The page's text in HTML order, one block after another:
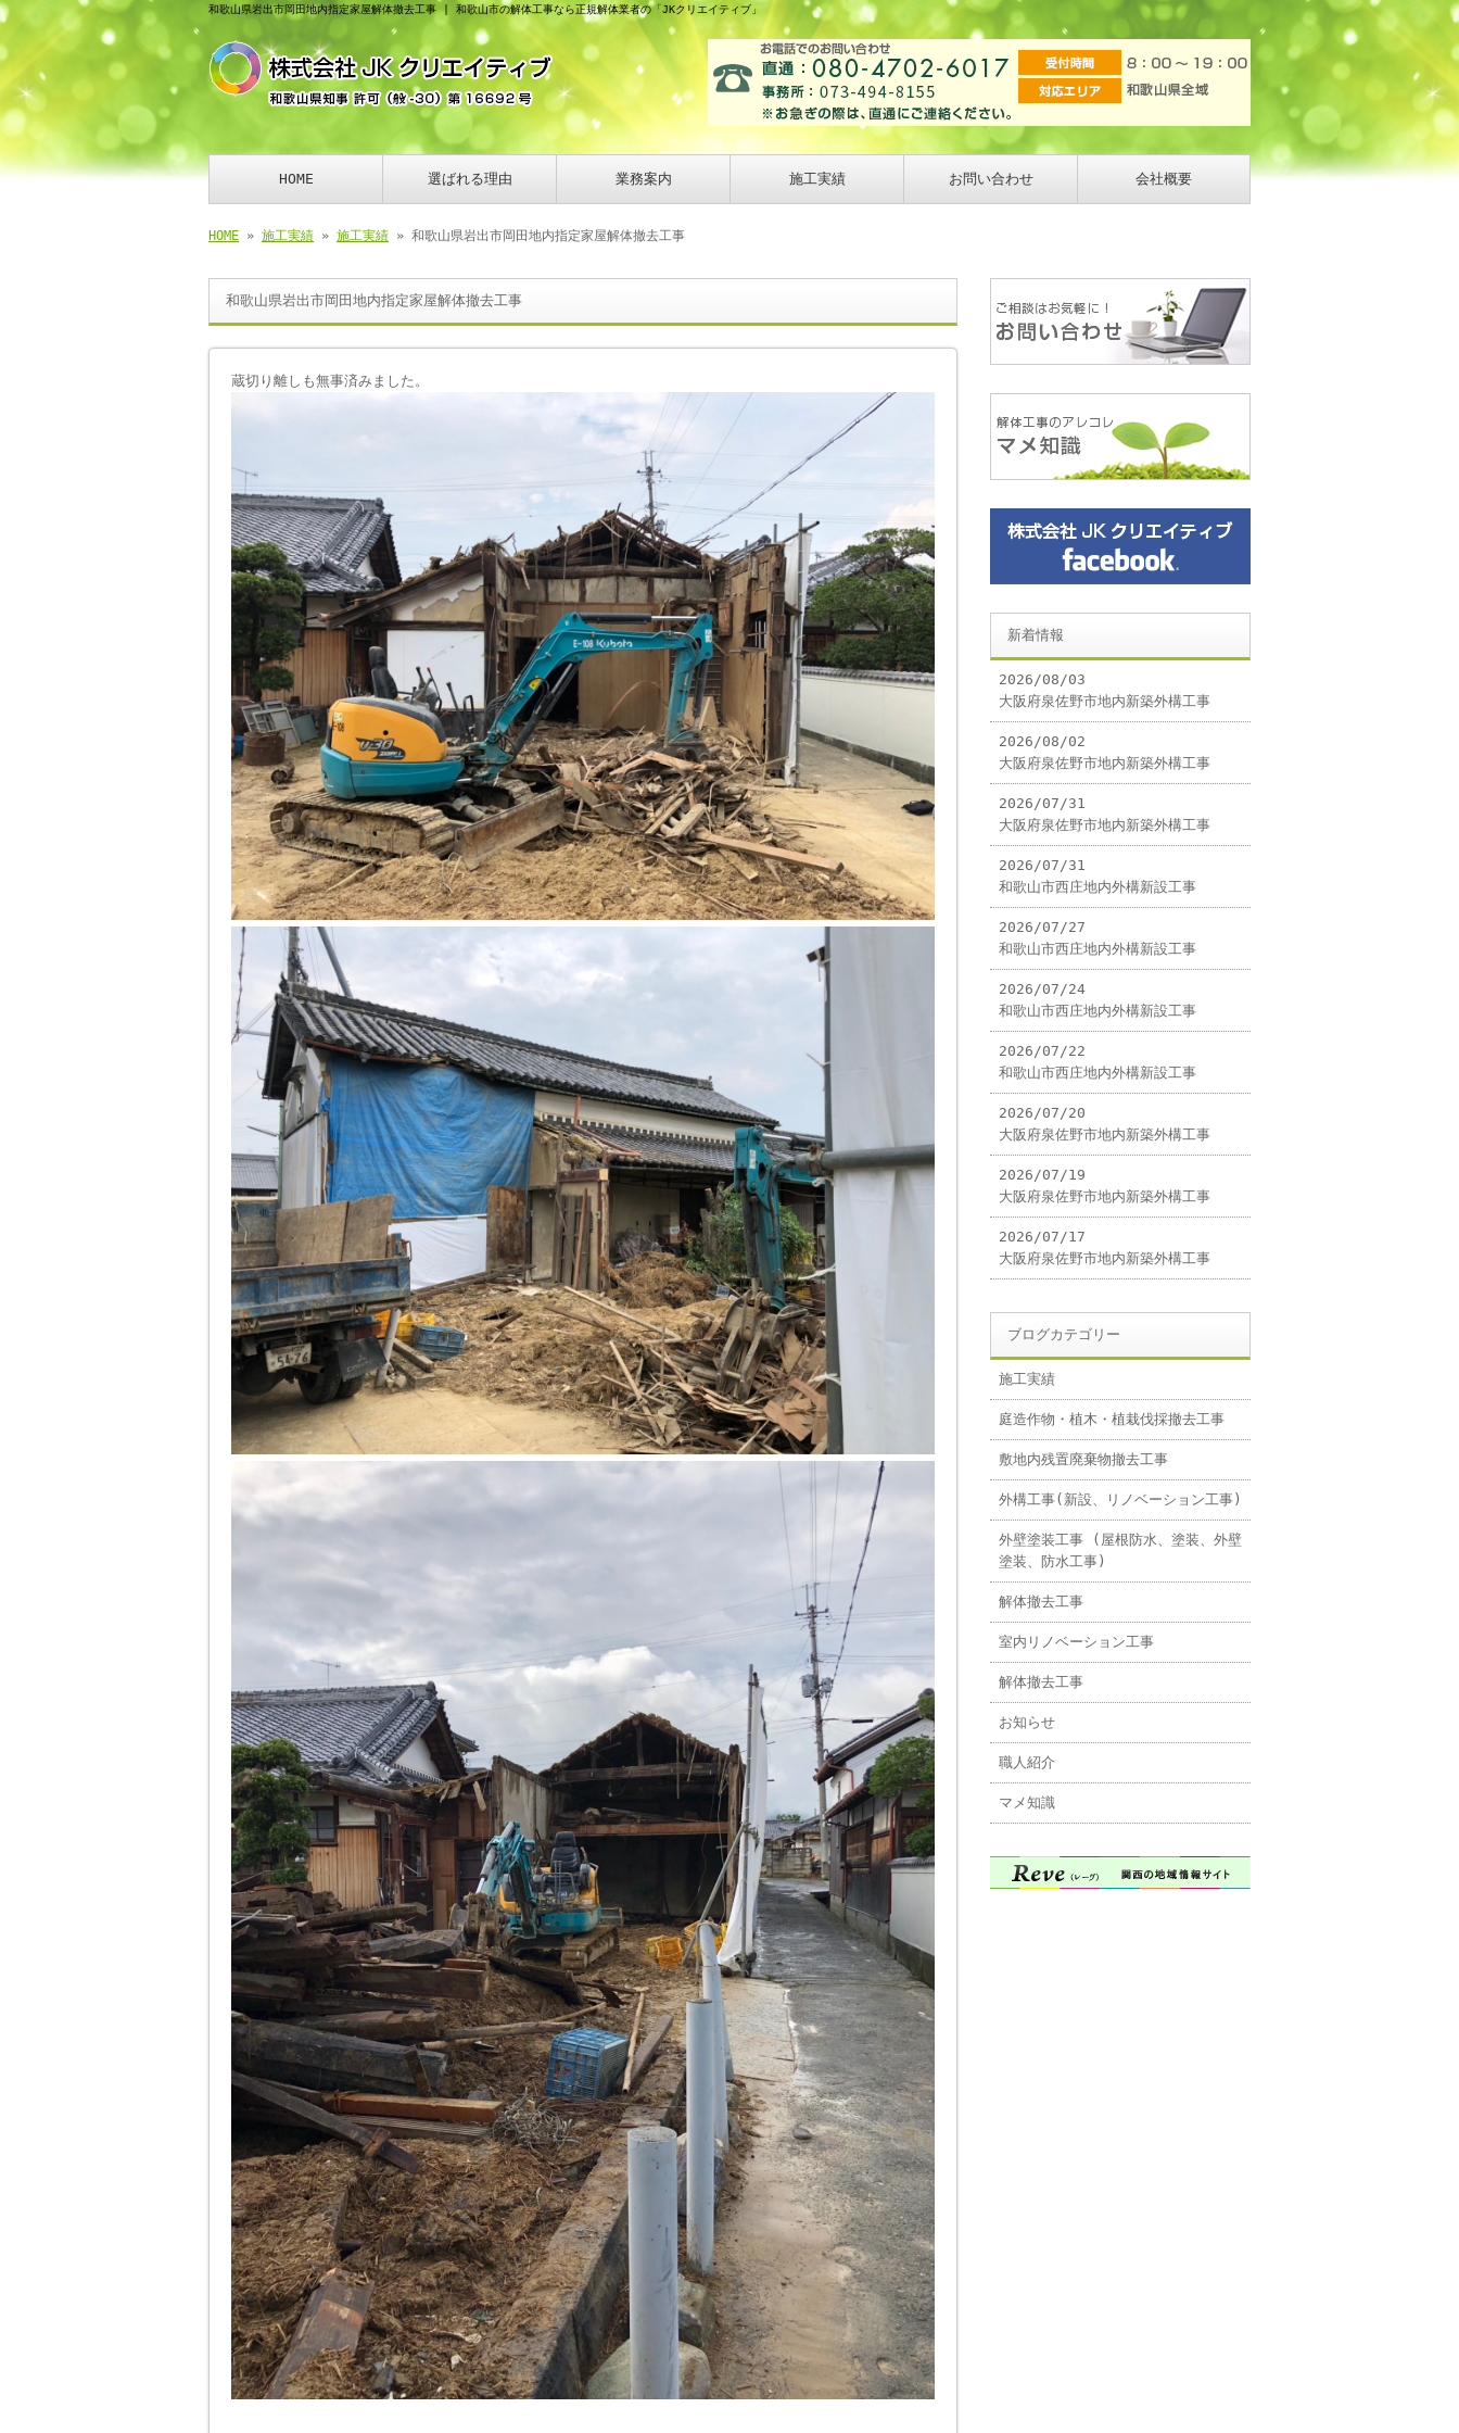
和歌山県岩出市岡田地内指定家屋解体撤去工事 | 和歌山市の解体工事なら正規解体業者の「JKクリエイティブ」
HOME 選ばれる理由 業務案内 施工実績 お問い合わせ 会社概要
HOME » 施工実績 » 施工実績 » 和歌山県岩出市岡田地内指定家屋解体撤去工事
和歌山県岩出市岡田地内指定家屋解体撤去工事
蔵切り離しも無事済みました。
新着情報
2026/08/03
大阪府泉佐野市地内新築外構工事
2026/08/02
大阪府泉佐野市地内新築外構工事
2026/07/31
大阪府泉佐野市地内新築外構工事
2026/07/31
和歌山市西庄地内外構新設工事
2026/07/27
和歌山市西庄地内外構新設工事
2026/07/24
和歌山市西庄地内外構新設工事
2026/07/22
和歌山市西庄地内外構新設工事
2026/07/20
大阪府泉佐野市地内新築外構工事
2026/07/19
大阪府泉佐野市地内新築外構工事
2026/07/17
大阪府泉佐野市地内新築外構工事
ブログカテゴリー
施工実績
庭造作物・植木・植栽伐採撤去工事
敷地内残置廃棄物撤去工事
外構工事(新設、リノベーション工事)
外壁塗装工事 (屋根防水、塗装、外壁
塗装、防水工事)
解体撤去工事
室内リノベーション工事
解体撤去工事
お知らせ
職人紹介
マメ知識